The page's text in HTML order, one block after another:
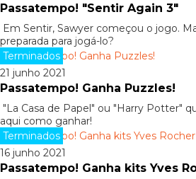
Passatempo! "Sentir Again 3"
Em Sentir, Sawyer começou o jogo.
preparada para jogá-lo?
Terminados
21 junho 2021
Passatempo! Ganha Puzzles!
"La Casa de Papel" ou "Harry Potter"
aqui como ganhar!
Terminados
16 junho 2021
Passatempo! Ganha kits Yves